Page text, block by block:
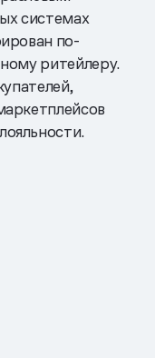
системах
по-
ритейлеру.